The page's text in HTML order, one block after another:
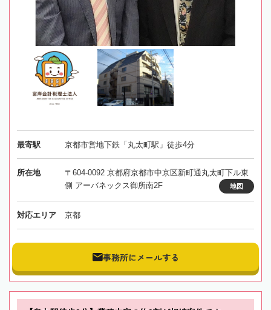
最寄駅 京都市営地下鉄「丸太町駅」徒歩4分
所在地
〒604-0092 京都府京都市中京区新町通丸太町下ル東
側 アーバネックス御所南2F
地図
対応エリア 京都
事務所にメールする